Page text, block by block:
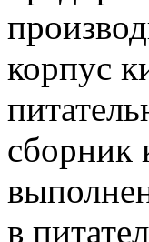
корпус
сборник
в